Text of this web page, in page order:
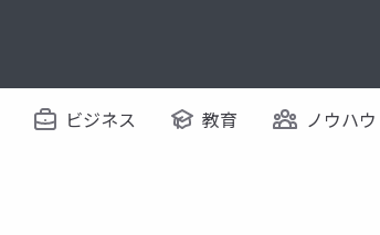
ビジネス 教育 ノウハウ